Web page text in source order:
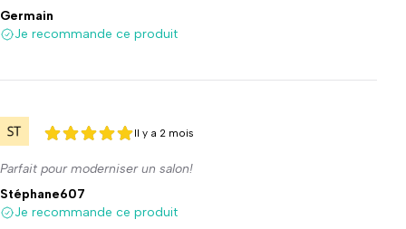
Germain
Je recommande ce produit
5 sur 5
5 sur 5
Il y a 2 mois
Parfait pour moderniser un salon!
Stéphane607
Je recommande ce produit